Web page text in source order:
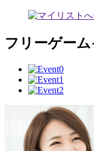
フリーゲーム